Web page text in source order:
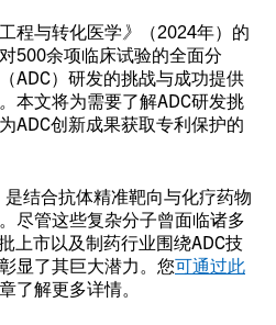
程与转化医学》
（2024年）的
500余项临床试验的全面分
ADC）研发的挑战与成功提供
。 本文将为需要了解ADC研发挑
ADC创新成果获取专利保护的
结合抗体精准靶向与化疗药物
尽管这些复杂分子曾面临诸多
上市以及制药行业围绕ADC技
显了其巨大潜力。您可通过此
了解更多详情。